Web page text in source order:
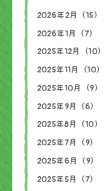
2026年2月（15）
2026年1月（7）
2025年12月（10）
2025年11月（10）
2025年10月（9）
2025年9月（6）
2025年8月（10）
2025年7月（9）
2025年6月（9）
2025年5月（7）